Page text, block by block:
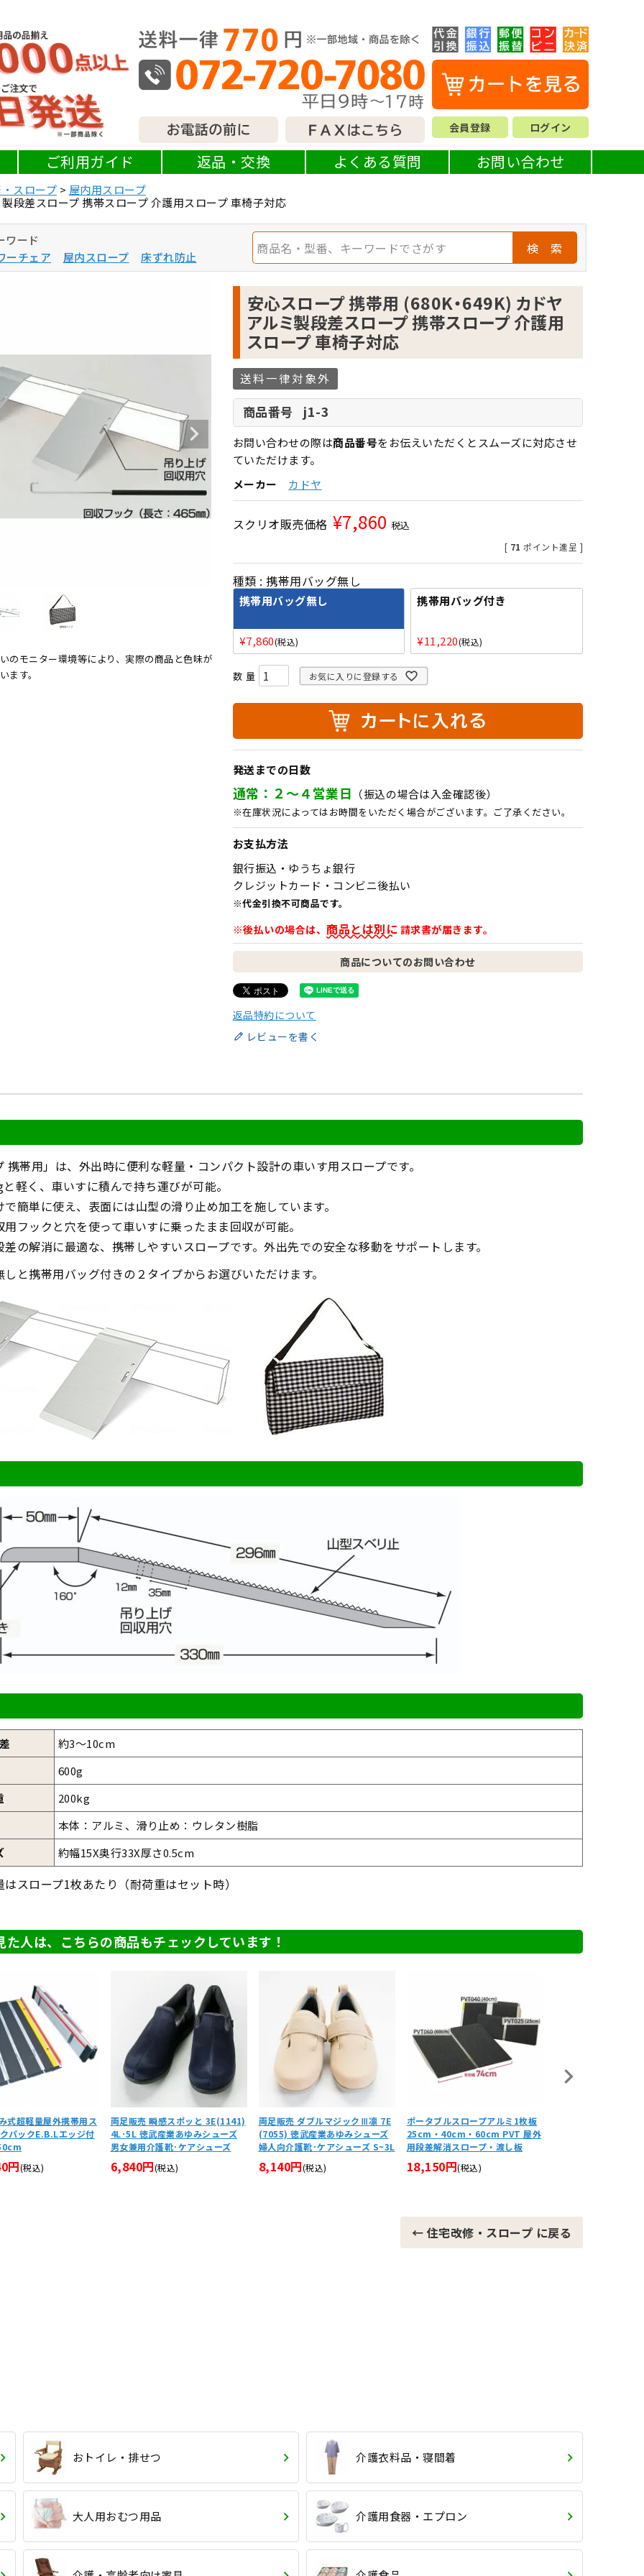
会員登録 ログイン
ご利用ガイド 返品・交換 よくある質問 お問い合わせ
スロープ
屋内用スロープ
段差スロープ 携帯スロープ 介護用スロープ 車椅子対応
ワード
ーチェア
屋内スロープ 床ずれ防止
検 索
のモニター環境等により、実際の商品と色味が
ます。
安心スロープ 携帯用 (680K・649K) カドヤ
アルミ製段差スロープ 携帯スロープ 介護用
スロープ 車椅子対応
送料一律対象外
商品番号 j1-3
お問い合わせの際は商品番号をお伝えいただくとスムーズに対応させ
ていただけます。
メーカー
カドヤ
スクリオ販売価格 ¥7,860 税込
[ 71 ポイント進呈 ]
種類 携帯用バッグ無し
携帯用バッグ無し
¥7,860 税込
携帯用バッグ付き
¥11,220 税込
お気に入りに登録する
発送までの日数
通常：２～４営業日 （振込の場合は入金確認後）
※在庫状況によってはお時間をいただく場合がございます。ご了承ください。
お支払方法
銀行振込・ゆうちょ銀行
クレジットカード・コンビニ後払い
※代金引換不可商品です。
※後払いの場合は、 商品とは別に 請求書が届きます。
商品についてのお問い合わせ
返品特約について
レビューを書く
携帯用」は、外出時に便利な軽量・コンパクト設計の車いす用スロープです。
軽く、車いすに積んで持ち運びが可能。
簡単に使え、表面には山型の滑り止め加工を施しています。
フックと穴を使って車いすに乗ったまま回収が可能。
の解消に最適な、携帯しやすいスロープです。外出先での安全な移動をサポートします。
と携帯用バッグ付きの２タイプからお選びいただけます。
約3～10cm
600g
200kg
本体：アルミ、滑り止め：ウレタン樹脂
約幅15X奥行33X厚さ0.5cm
スロープ1枚あたり（耐荷重はセット時）
た人は、こちらの商品もチェックしています！
式超軽量屋外携帯用ス
パックE.B.Lエッジ付
円(税込)
両足販売 瞬感スポッと 3E(1141)
4L･5L 徳武産業あゆみシューズ
男女兼用介護靴･ケアシューズ
6,840円(税込)
両足販売 ダブルマジックⅢ凛 7E
(7055) 徳武産業あゆみシューズ
婦人向介護靴･ケアシューズ S~3L
8,140円(税込)
ポータブルスロープアルミ1枚板
25cm・40cm・60cm PVT 屋外
用段差解消スロープ・渡し板
18,150円(税込)
← 住宅改修・スロープ に戻る
おトイレ・排せつ 介護衣料品・寝間着
大人用おむつ用品 介護用食器・エプロン